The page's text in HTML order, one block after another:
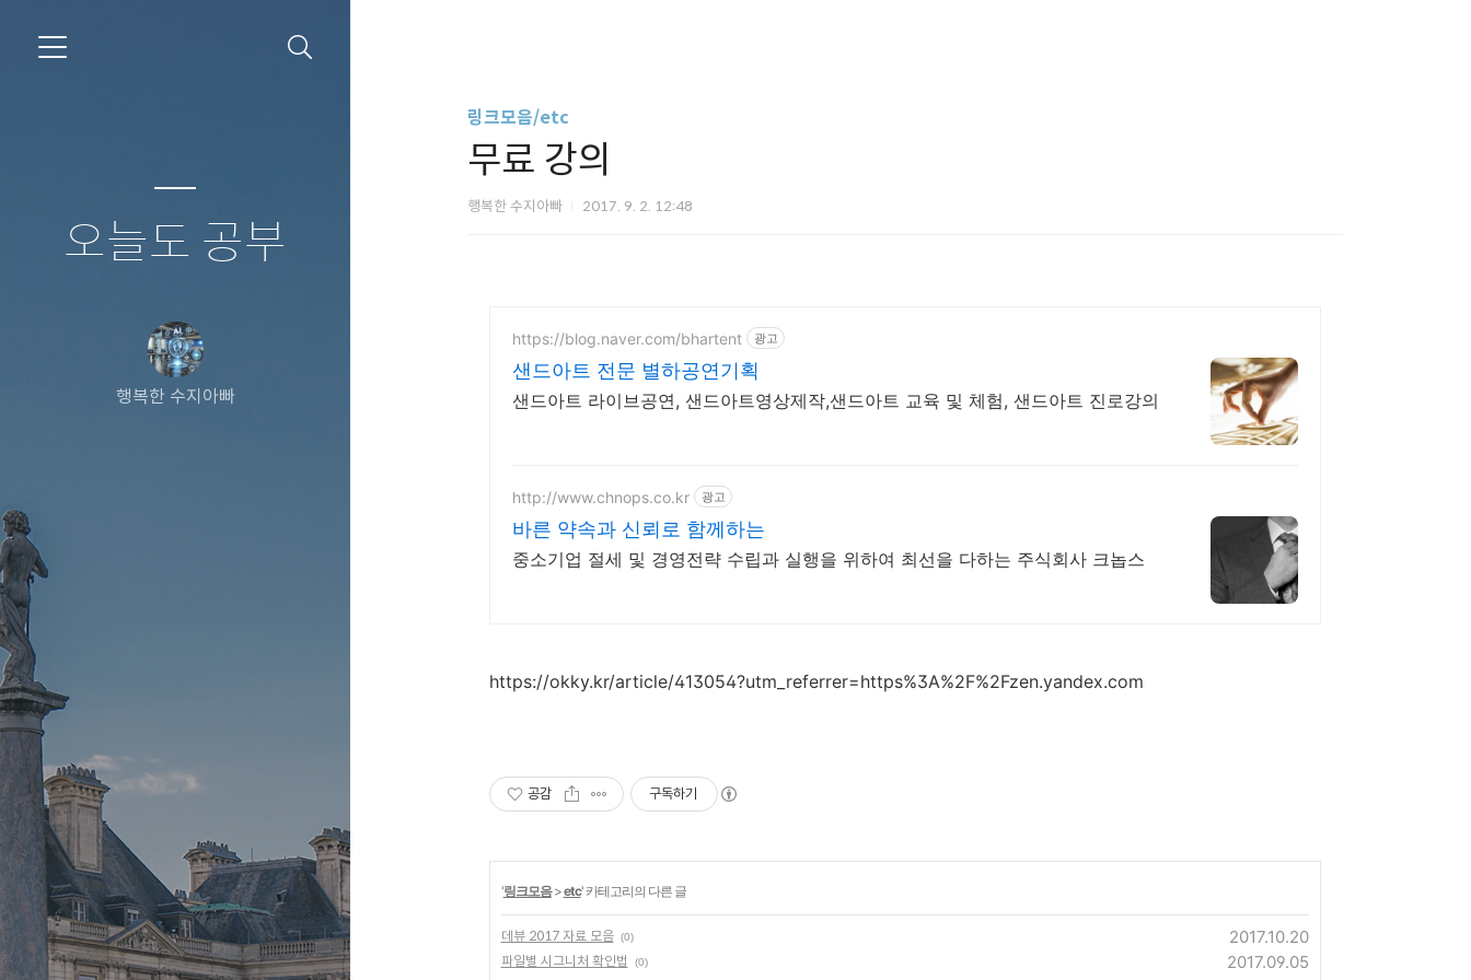
오늘도 공부
행복한 수지아빠
링크모음/etc
무료 강의
행복한 수지아빠 2017. 9. 2. 12:48
https://blog.naver.com/bhartent 광고
샌드아트 전문 별하공연기획
샌드아트 라이브공연, 샌드아트영상제작,샌드아트 교육 및 체험, 샌드아트 진로강의
http://www.chnops.co.kr 광고
바른 약속과 신뢰로 함께하는
중소기업 절세 및 경영전략 수립과 실행을 위하여 최선을 다하는 주식회사 크놉스
https://okky.kr/article/413054?utm_referrer=https%3A%2F%2Fzen.yandex.com
공감 구독하기
'링크모음>etc' 카테고리의 다른 글
데뷰 2017 자료 모음 (0) 2017.10.20
파일별 시그니처 확인법 (0) 2017.09.05